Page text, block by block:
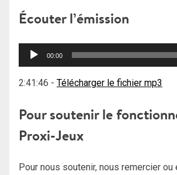
Écouter l’émission
Lecteur
00:00
2:41:46 - Télécharger le fichier mp3
Pour soutenir le
Proxi-Jeux
Pour nous soutenir, nous remercier ou